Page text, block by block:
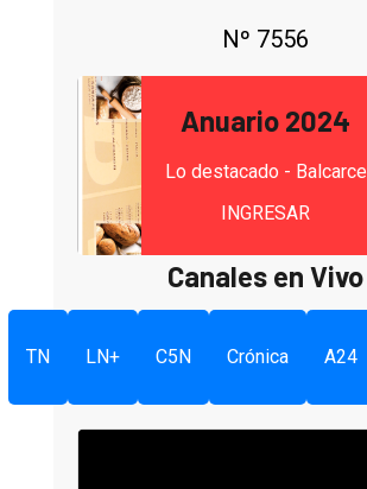
Nº 7556
Anuario 2024
Lo destacado - Balcarce
INGRESAR
Canales en Vivo
TN LN+ C5N Crónica A24